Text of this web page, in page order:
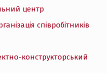
центр
співробітників
конструкторський